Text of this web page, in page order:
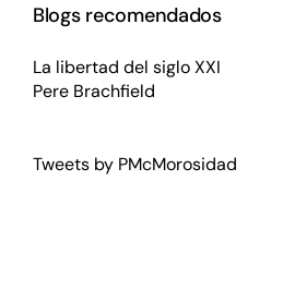
Blogs recomendados
La libertad del siglo XXI
Pere Brachfield
Tweets by PMcMorosidad